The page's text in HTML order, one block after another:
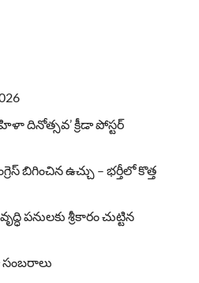
దినోత్సవ’ క్రీడా పోస్టర్
బిగించిన ఉచ్చు – భర్తీలో కొత్త
పనులకు శ్రీకారం చుట్టిన